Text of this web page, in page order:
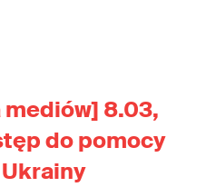
8.03,
do pomocy